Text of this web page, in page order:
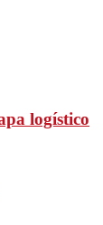
logístico